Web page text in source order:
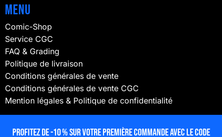
Profitez de -10 % sur votre première commande avec le code
Menu
Comic-Shop
Service CGC
FAQ & Grading
Politique de livraison
Conditions générales de vente
Conditions générales de vente CGC
Mention légales & Politique de confidentialité